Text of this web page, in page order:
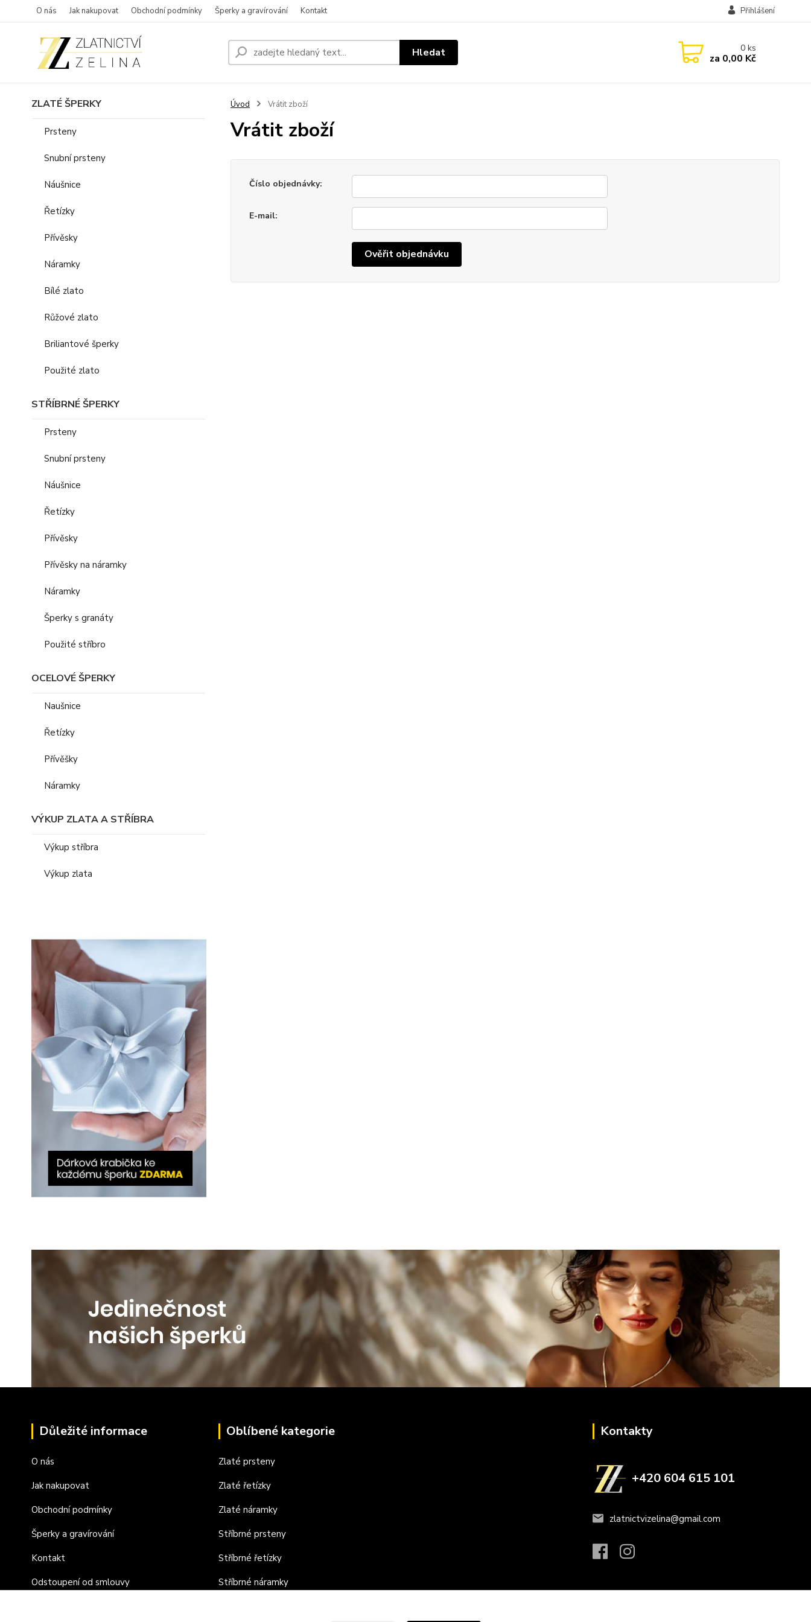
O nás Jak nakupovat Obchodní podmínky Šperky a gravírování Kontakt Přihlášení
Hledat 0ks
za 0,00 Kč
ZLATÉ ŠPERKY
Prsteny
Snubní prsteny
Náušnice
Řetízky
Přívěsky
Náramky
Bílé zlato
Růžové zlato
Briliantové šperky
Použité zlato
STŘÍBRNÉ ŠPERKY
Prsteny
Snubní prsteny
Náušnice
Řetízky
Přívěsky
Přívěsky na náramky
Náramky
Šperky s granáty
Použité stříbro
OCELOVÉ ŠPERKY
Naušnice
Řetízky
Přívěšky
Náramky
VÝKUP ZLATA A STŘÍBRA
Výkup stříbra
Výkup zlata
Úvod Vrátit zboží
Vrátit zboží
Číslo objednávky:
E-mail:
Ověřit objednávku
Důležité informace
O nás
Jak nakupovat
Obchodní podmínky
Šperky a gravírování
Kontakt
Odstoupení od smlouvy
Oblíbené kategorie
Zlaté prsteny
Zlaté řetízky
Zlaté náramky
Stříbrné prsteny
Stříbrné řetízky
Stříbrné náramky
Kontakty
+420 604 615 101
zlatnictvizelina@gmail.com